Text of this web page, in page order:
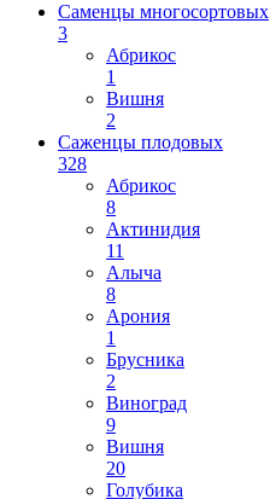
Саменцы многосортовых
3
Абрикос
1
Вишня
2
Саженцы плодовых
328
Абрикос
8
Актинидия
11
Алыча
8
Арония
1
Брусника
2
Виноград
9
Вишня
20
Голубика